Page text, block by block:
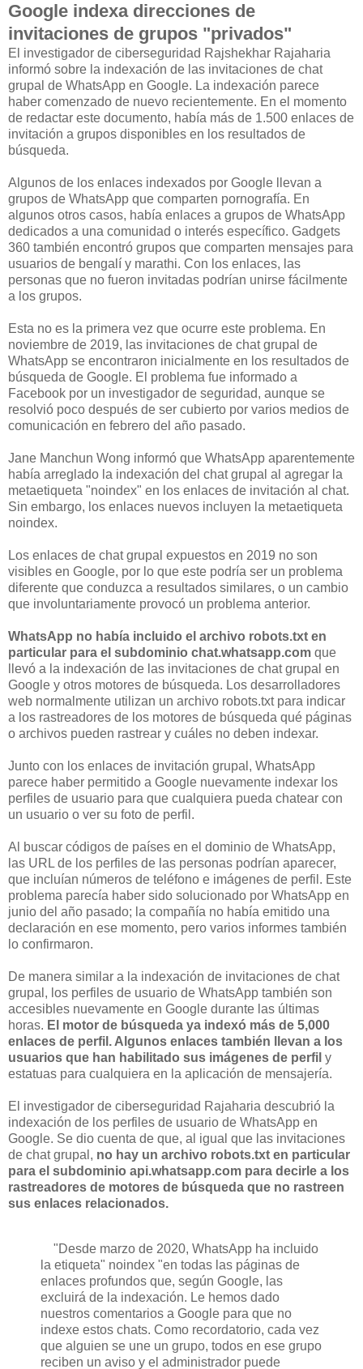
Google indexa direcciones de
invitaciones de grupos "privados"
El investigador de ciberseguridad Rajshekhar Rajaharia
informó sobre la indexación de las invitaciones de chat
grupal de WhatsApp en Google. La indexación parece
haber comenzado de nuevo recientemente. En el momento
de redactar este documento, había más de 1.500 enlaces de
invitación a grupos disponibles en los resultados de
búsqueda.
Algunos de los enlaces indexados por Google llevan a
grupos de WhatsApp que comparten pornografía. En
algunos otros casos, había enlaces a grupos de WhatsApp
dedicados a una comunidad o interés específico. Gadgets
360 también encontró grupos que comparten mensajes para
usuarios de bengalí y marathi. Con los enlaces, las
personas que no fueron invitadas podrían unirse fácilmente
a los grupos.
Esta no es la primera vez que ocurre este problema. En
noviembre de 2019, las invitaciones de chat grupal de
WhatsApp se encontraron inicialmente en los resultados de
búsqueda de Google. El problema fue informado a
Facebook por un investigador de seguridad, aunque se
resolvió poco después de ser cubierto por varios medios de
comunicación en febrero del año pasado.
Jane Manchun Wong informó que WhatsApp aparentemente
había arreglado la indexación del chat grupal al agregar la
metaetiqueta "noindex" en los enlaces de invitación al chat.
Sin embargo, los enlaces nuevos incluyen la metaetiqueta
noindex.
Los enlaces de chat grupal expuestos en 2019 no son
visibles en Google, por lo que este podría ser un problema
diferente que conduzca a resultados similares, o un cambio
que involuntariamente provocó un problema anterior.
WhatsApp no ​​había incluido el archivo robots.txt en
particular para el subdominio chat.whatsapp.com que
llevó a la indexación de las invitaciones de chat grupal en
Google y otros motores de búsqueda. Los desarrolladores
web normalmente utilizan un archivo robots.txt para indicar
a los rastreadores de los motores de búsqueda qué páginas
o archivos pueden rastrear y cuáles no deben indexar.
Junto con los enlaces de invitación grupal, WhatsApp
parece haber permitido a Google nuevamente indexar los
perfiles de usuario para que cualquiera pueda chatear con
un usuario o ver su foto de perfil.
Al buscar códigos de países en el dominio de WhatsApp,
las URL de los perfiles de las personas podrían aparecer,
que incluían números de teléfono e imágenes de perfil. Este
problema parecía haber sido solucionado por WhatsApp en
junio del año pasado; la compañía no había emitido una
declaración en ese momento, pero varios informes también
lo confirmaron.
De manera similar a la indexación de invitaciones de chat
grupal, los perfiles de usuario de WhatsApp también son
accesibles nuevamente en Google durante las últimas
horas. El motor de búsqueda ya indexó más de 5,000
enlaces de perfil. Algunos enlaces también llevan a los
usuarios que han habilitado sus imágenes de perfil y
estatuas para cualquiera en la aplicación de mensajería.
El investigador de ciberseguridad Rajaharia descubrió la
indexación de los perfiles de usuario de WhatsApp en
Google. Se dio cuenta de que, al igual que las invitaciones
de chat grupal, no hay un archivo robots.txt en particular
para el subdominio api.whatsapp.com para decirle a los
rastreadores de motores de búsqueda que no rastreen
sus enlaces relacionados.
"Desde marzo de 2020, WhatsApp ha incluido
la etiqueta" noindex "en todas las páginas de
enlaces profundos que, según Google, las
excluirá de la indexación. Le hemos dado
nuestros comentarios a Google para que no
indexe estos chats. Como recordatorio, cada vez
que alguien se une un grupo, todos en ese grupo
reciben un aviso y el administrador puede